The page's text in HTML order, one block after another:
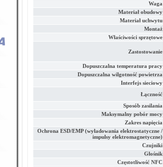
Waga
Materiał obudowy
Materiał uchwytu
Montaż
Właściwości sprzętowe
Zastostowanie
Dopuszczalna temperatura pracy
Dopuszczalna wilgotność powietrza
Interfejs sieciowy
Łączność
Sposób zasilania
Maksymalny pobór mocy
Zakres napięcia
Ochrona ESD/EMP (wyładowania elektrostatyczne /
impulsy elektromagnetyczne)
Czujniki
Głośnik
Częstotliwość NFC